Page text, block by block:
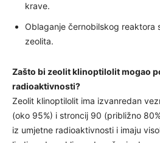
krave.
Oblaganje černobilskog reaktora
zeolita.
Zašto bi zeolit klinoptilolit mogao
radioaktivnosti?
Zeolit klinoptilolit ima izvanredan
(oko 95%) i stroncij 90 (približno
iz umjetne radioaktivnosti i imaju